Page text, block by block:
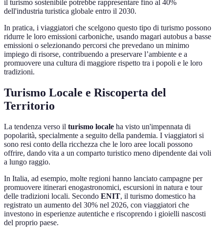
il turismo sostenibile potrebbe rappresentare fino al 40%
dell'industria turistica globale entro il 2030.
In pratica, i viaggiatori che scelgono questo tipo di turismo possono
ridurre le loro emissioni carboniche, usando magari autobus a basse
emissioni o selezionando percorsi che prevedano un minimo
impiego di risorse, contribuendo a preservare l’ambiente e a
promuovere una cultura di maggiore rispetto tra i popoli e le loro
tradizioni.
Turismo Locale e Riscoperta del
Territorio
La tendenza verso il turismo locale ha visto un'impennata di
popolarità, specialmente a seguito della pandemia. I viaggiatori si
sono resi conto della ricchezza che le loro aree locali possono
offrire, dando vita a un comparto turistico meno dipendente dai voli
a lungo raggio.
In Italia, ad esempio, molte regioni hanno lanciato campagne per
promuovere itinerari enogastronomici, escursioni in natura e tour
delle tradizioni locali. Secondo ENIT, il turismo domestico ha
registrato un aumento del 30% nel 2026, con viaggiatori che
investono in esperienze autentiche e riscoprendo i gioielli nascosti
del proprio paese.